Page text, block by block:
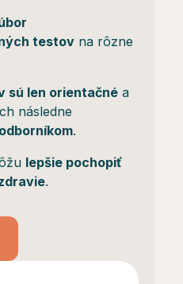
testov na rôzne
sú len orientačné a
následne
.
lepšie pochopiť
.